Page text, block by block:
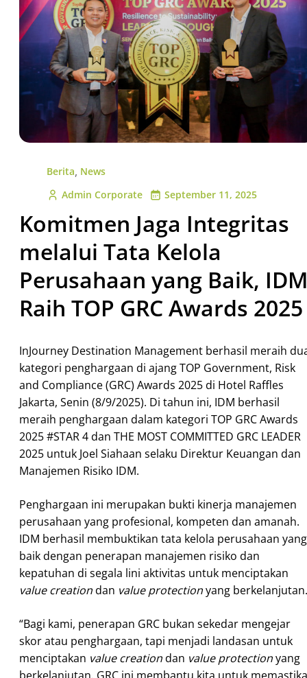
Berita, News
Admin Corporate
September 11, 2025
Komitmen Jaga Integritas
melalui Tata Kelola
Perusahaan yang Baik, IDM
Raih TOP GRC Awards 2025
InJourney Destination Management berhasil meraih
kategori penghargaan di ajang TOP Government, Risk
and Compliance (GRC) Awards 2025 di Hotel Raffles
Jakarta, Senin (8/9/2025). Di tahun ini, IDM berhasil
meraih penghargaan dalam kategori TOP GRC Awards
2025 #STAR 4 dan THE MOST COMMITTED GRC LEADER
2025 untuk Joel Siahaan selaku Direktur Keuangan dan
Manajemen Risiko IDM.
Penghargaan ini merupakan bukti kinerja manajemen
perusahaan yang profesional, kompeten dan amanah.
IDM berhasil membuktikan tata kelola perusahaan yang
baik dengan penerapan manajemen risiko dan
kepatuhan di segala lini aktivitas untuk menciptakan
value creationdan value protectionyang berkelanjutan.
“Bagi kami, penerapan GRC bukan sekedar mengejar
skor atau penghargaan, tapi menjadi landasan untuk
menciptakan value creationdan value protectionyang